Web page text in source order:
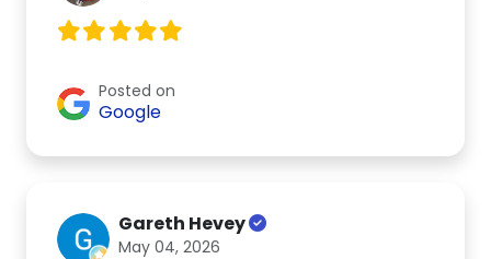
Posted on
Google
Gareth Hevey
May 04, 2026